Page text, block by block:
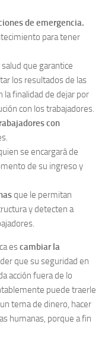
de emergencia.
para tener
salud que garantice
los resultados de las
la finalidad de dejar por
con los trabajadores.
con
se encargará de
de su ingreso y
que le permitan
y detecten a
escambiar la
que su seguridad en
acción fuera de lo
puede traerle
tema de dinero, hacer
humanas, porque a fin